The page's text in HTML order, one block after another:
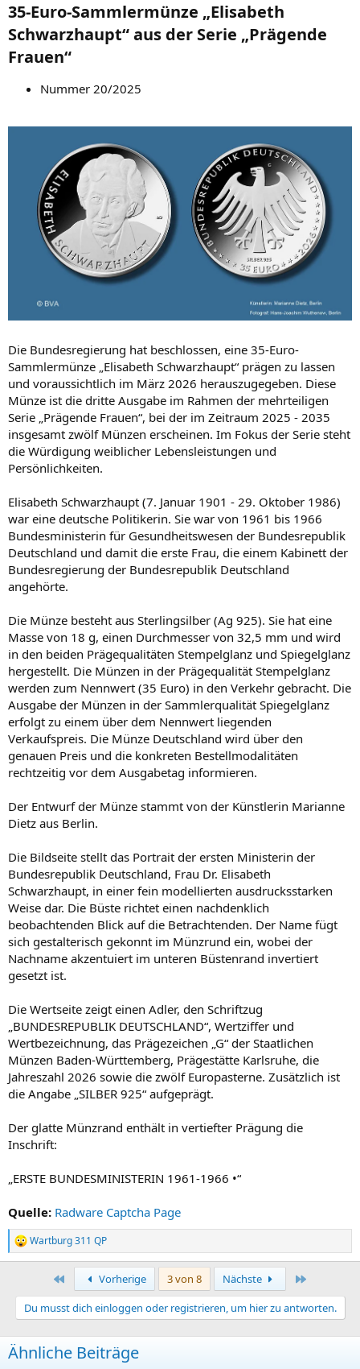
35-Euro-Sammlermünze „Elisabeth
Schwarzhaupt“ aus der Serie „Prägende
Frauen“​
Nummer 20/2025
Die Bundesregierung hat beschlossen, eine 35-Euro-
Sammlermünze „Elisabeth Schwarzhaupt“ prägen zu lassen
und voraussichtlich im März 2026 herauszugegeben. Diese
Münze ist die dritte Ausgabe im Rahmen der mehrteiligen
Serie „Prägende Frauen“, bei der im Zeitraum 2025 - 2035
insgesamt zwölf Münzen erscheinen. Im Fokus der Serie steht
die Würdigung weiblicher Lebensleistungen und
Persönlichkeiten.
Elisabeth Schwarzhaupt (7. Januar 1901 - 29. Oktober 1986)
war eine deutsche Politikerin. Sie war von 1961 bis 1966
Bundesministerin für Gesundheitswesen der Bundesrepublik
Deutschland und damit die erste Frau, die einem Kabinett der
Bundesregierung der Bundesrepublik Deutschland
angehörte.
Die Münze besteht aus Sterlingsilber (Ag 925). Sie hat eine
Masse von 18 g, einen Durchmesser von 32,5 mm und wird
in den beiden Prägequalitäten Stempelglanz und Spiegelglanz
hergestellt. Die Münzen in der Prägequalität Stempelglanz
werden zum Nennwert (35 Euro) in den Verkehr gebracht. Die
Ausgabe der Münzen in der Sammlerqualität Spiegelglanz
erfolgt zu einem über dem Nennwert liegenden
Verkaufspreis. Die Münze Deutschland wird über den
genauen Preis und die konkreten Bestellmodalitäten
rechtzeitig vor dem Ausgabetag informieren.
Der Entwurf der Münze stammt von der Künstlerin Marianne
Dietz aus Berlin.
Die Bildseite stellt das Portrait der ersten Ministerin der
Bundesrepublik Deutschland, Frau Dr. Elisabeth
Schwarzhaupt, in einer fein modellierten ausdrucksstarken
Weise dar. Die Büste richtet einen nachdenklich
beobachtenden Blick auf die Betrachtenden. Der Name fügt
sich gestalterisch gekonnt im Münzrund ein, wobei der
Nachname akzentuiert im unteren Büstenrand invertiert
gesetzt ist.
Die Wertseite zeigt einen Adler, den Schriftzug
„BUNDESREPUBLIK DEUTSCHLAND“, Wertziffer und
Wertbezeichnung, das Prägezeichen „G“ der Staatlichen
Münzen Baden-Württemberg, Prägestätte Karlsruhe, die
Jahreszahl 2026 sowie die zwölf Europasterne. Zusätzlich ist
die Angabe „SILBER 925“ aufgeprägt.
Der glatte Münzrand enthält in vertiefter Prägung die
Inschrift:
„ERSTE BUNDESMINISTERIN 1961-1966 •“
Quelle: Radware Captcha Page
R
e
t
o
n
e
n
Wartburg 311 QP
Erste Vorherige 3 von 8 Nächste
Du musst dich einloggen oder registrieren, um hier zu antworten.
Ähnliche Beiträge